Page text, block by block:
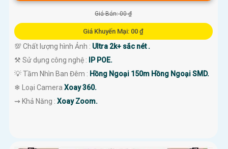
Giá Bán: 00 ₫
Giá Khuyến Mại: 00 ₫
💯 Chất lượng hình Ảnh : Ultra 2k+ sắc nét .
⚒ Sử dụng công nghệ :
IP POE.
💡 Tầm Nhìn Ban Đêm : Hồng Ngoại 150m Hồng Ngoại SMD.
❄ Loại Camera Xoay 360.
️⇝ Khả Năng : Xoay Zoom.